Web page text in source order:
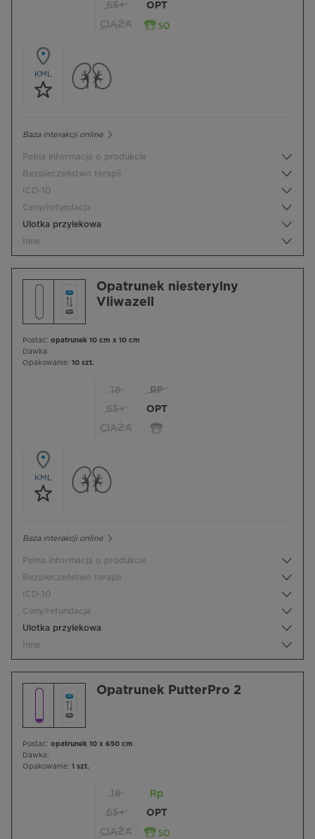
65+
CIĄŻA
OPT
KML
Baza interakcji online
Pełna informacja o produkcie
Bezpieczeństwo terapii
ICD-10
Ceny/refundacja
Ulotka przylekowa
Inne
Opatrunek niesterylny
Vliwazell
Postać: opatrunek 10 cm x 10 cm
Dawka:
Opakowanie: 10 szt.
18
65+
CIĄŻA
RP
OPT
KML
Baza interakcji online
Pełna informacja o produkcie
Bezpieczeństwo terapii
ICD-10
Ceny/refundacja
Ulotka przylekowa
Inne
Opatrunek PutterPro 2
Postać: opatrunek 10 x 650 cm
Dawka:
Opakowanie: 1 szt.
18
65+
CIĄŻA
Rp
OPT